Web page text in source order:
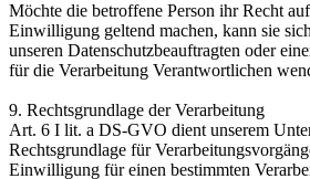
Möchte die betroffene Person ihr Recht
Einwilligung geltend machen, kann sie
unseren Datenschutzbeauftragten oder
für die Verarbeitung Verantwortlichen
9. Rechtsgrundlage der Verarbeitung
Art. 6 I lit. a DS-GVO dient unserem
Rechtsgrundlage für
Einwilligung für einen bestimmten